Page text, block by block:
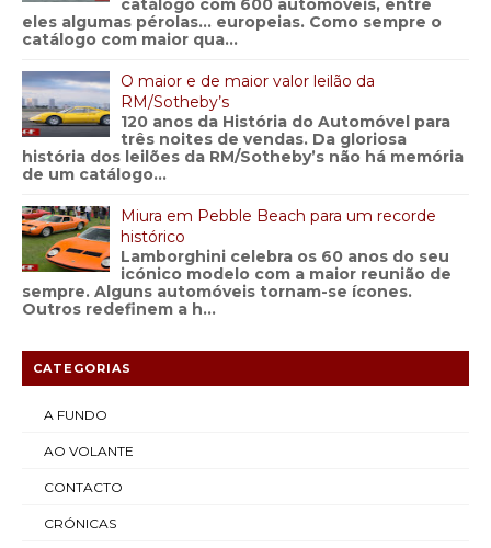
catálogo com 600 automóveis, entre
eles algumas pérolas… europeias. Como sempre o
catálogo com maior qua...
O maior e de maior valor leilão da
RM/Sotheby’s
120 anos da História do Automóvel para
três noites de vendas. Da gloriosa
história dos leilões da RM/Sotheby’s não há memória
de um catálogo...
Miura em Pebble Beach para um recorde
histórico
Lamborghini celebra os 60 anos do seu
icónico modelo com a maior reunião de
sempre. Alguns automóveis tornam-se ícones.
Outros redefinem a h...
CATEGORIAS
A FUNDO
AO VOLANTE
CONTACTO
CRÓNICAS